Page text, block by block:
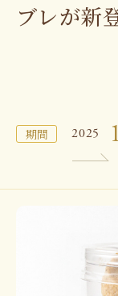
ブレが新
期間 2025